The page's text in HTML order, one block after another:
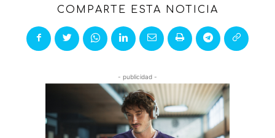
COMPARTE ESTA NOTICIA
- publicidad -